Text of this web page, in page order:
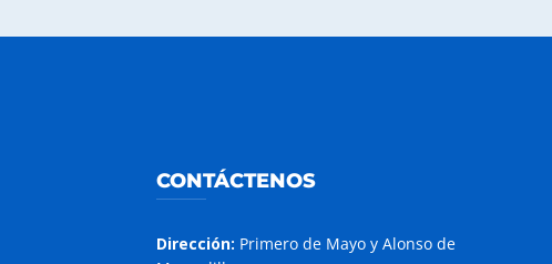
CONTÁCTENOS
Dirección: Primero de Mayo y Alonso de